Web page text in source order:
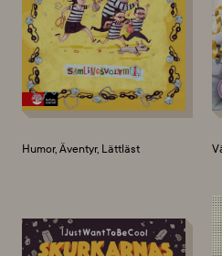
Humor, Äventyr, Lättläst